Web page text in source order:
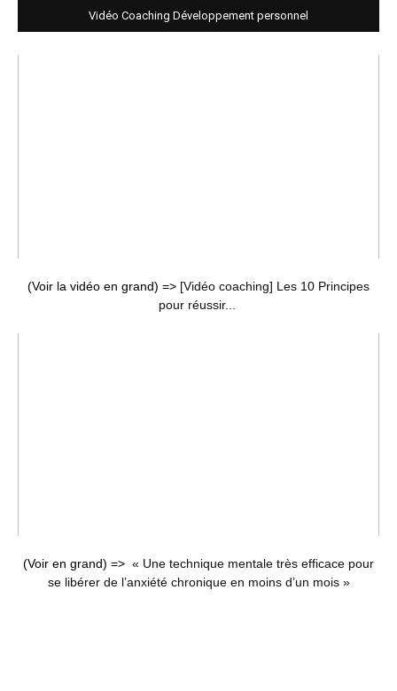
Vidéo Coaching Développement personnel
(Voir la vidéo en grand) => [Vidéo coaching] Les 10 Principes
pour réussir...
(Voir en grand) => « Une technique mentale très efficace pour
se libérer de l’anxiété chronique en moins d’un mois »